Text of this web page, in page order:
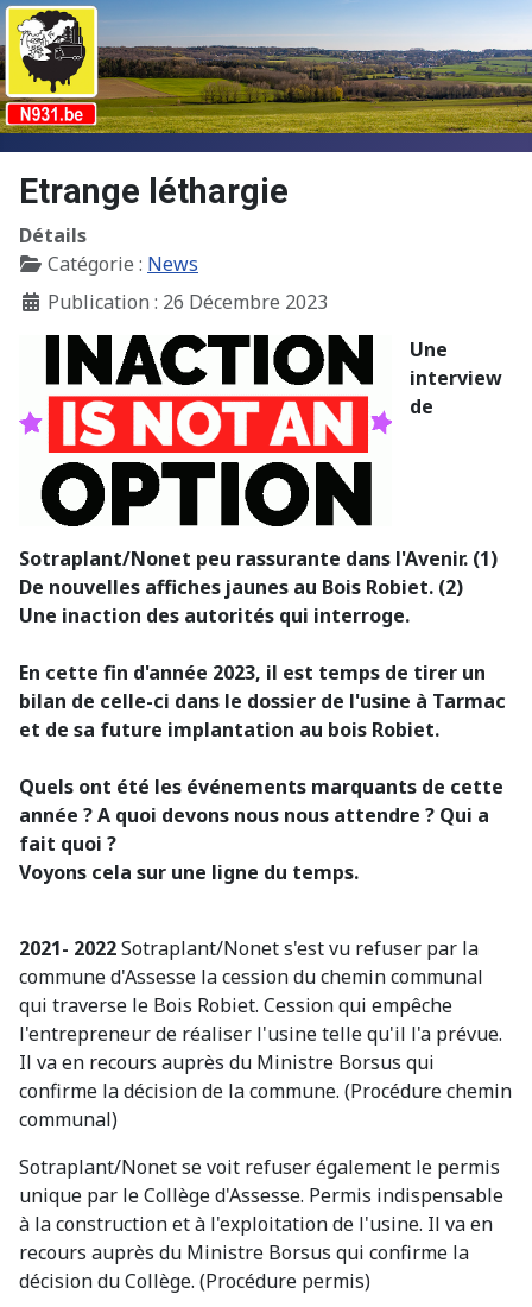
Etrange léthargie
Détails
Catégorie : News
Publication : 26 Décembre 2023
Une
interview
de
Sotraplant/Nonet peu rassurante dans l'Avenir. (1)
De nouvelles affiches jaunes au Bois Robiet. (2)
Une inaction des autorités qui interroge.
En cette fin d'année 2023, il est temps de tirer un
bilan de celle-ci dans le dossier de l'usine à Tarmac
et de sa future implantation au bois Robiet.
Quels ont été les événements marquants de cette
année ? A quoi devons nous nous attendre ? Qui a
fait quoi ?
Voyons cela sur une ligne du temps.
2021- 2022Sotraplant/Nonet s'est vu refuser par la
commune d'Assesse la cession du chemin communal
qui traverse le Bois Robiet. Cession qui empêche
l'entrepreneur de réaliser l'usine telle qu'il l'a prévue.
Il va en recours auprès du Ministre Borsus qui
confirme la décision de la commune. (Procédure chemin
communal)
Sotraplant/Nonet se voit refuser également le permis
unique par le Collège d'Assesse. Permis indispensable
à la construction et à l'exploitation de l'usine. Il vaen
recours auprès du Ministre Borsus qui confirme la
décision du Collège. (Procédure permis)